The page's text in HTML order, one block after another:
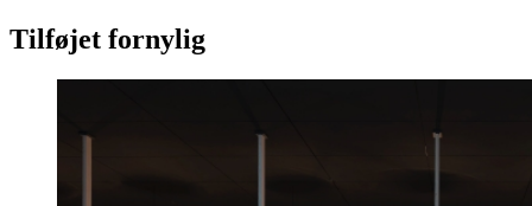
Tilføjet fornylig